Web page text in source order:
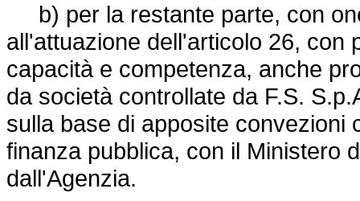
b) per la restante parte, con
all'attuazione dell'articolo 26, con
capacità e competenza, anche
da società controllate da F.S.
sulla base di apposite convezioni
finanza pubblica, con il Ministero
dall'Agenzia.